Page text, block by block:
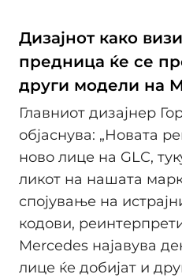
Дизајнот како
предница ќе се
други модели на
Главниот дизајнер
објаснува: „Новата
ново лице на GLC,
ликот на нашата
спојување на
кодови,
Mercedes најавува
лице ќе добијат и